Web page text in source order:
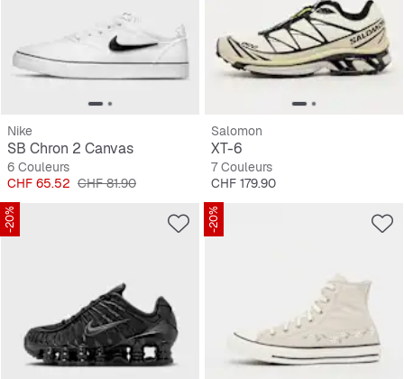
Nike
SB Chron 2 Canvas
6 Couleurs
Prix
CHF 65.52 Prix original
CHF 81.90
Salomon
XT-6
7 Couleurs
Prix
CHF 179.90
-20% -20%